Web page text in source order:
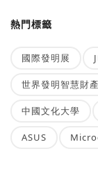
熱門標籤
國際發明展
世界發明智慧財
中國文化大學
ASUS